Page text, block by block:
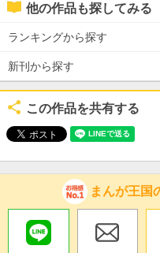
他の作品も探してみる
ランキングから探す
新刊から探す
この作品を共有する
まんが王国